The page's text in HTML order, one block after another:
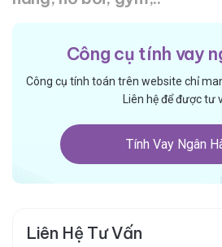
Công cụ tính vay
Công cụ tính toán trên website chỉ
Liên hệ để được tư
Tính Vay Ngân
Liên Hệ Tư Vấn